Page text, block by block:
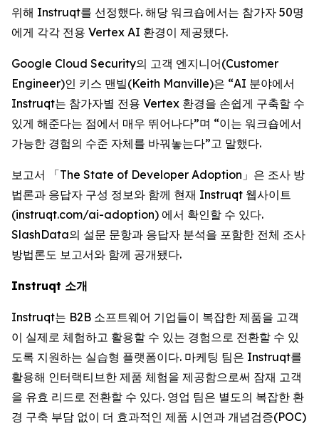
위해 Instruqt를 선정했다. 해당 워크숍에서는 참가자 50명
에게 각각 전용 Vertex AI 환경이 제공됐다.
Google Cloud Security의 고객 엔지니어(Customer
Engineer)인 키스 맨빌(Keith Manville)은 “AI 분야에서
Instruqt는 참가자별 전용 Vertex 환경을 손쉽게 구축할 수
있게 해준다는 점에서 매우 뛰어나다”며 “이는 워크숍에서
가능한 경험의 수준 자체를 바꿔놓는다”고 말했다.
보고서 「The State of Developer Adoption 」은 조사 방
법론과 응답자 구성 정보와 함께 현재 Instruqt 웹사이트
(instruqt.com/ai-adoption) 에서 확인할 수 있다.
SlashData의 설문 문항과 응답자 분석을 포함한 전체 조사
방법론도 보고서와 함께 공개됐다.
Instruqt 소개
Instruqt는 B2B 소프트웨어 기업들이 복잡한 제품을 고객
이 실제로 체험하고 활용할 수 있는 경험으로 전환할 수 있
도록 지원하는 실습형 플랫폼이다. 마케팅 팀은 Instruqt를
활용해 인터랙티브한 제품 체험을 제공함으로써 잠재 고객
을 유효 리드로 전환할 수 있다. 영업 팀은 별도의 복잡한 환
경 구축 부담 없이 더 효과적인 제품 시연과 개념검증(POC)